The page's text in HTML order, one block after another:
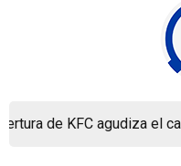
de KFC agudiza el caos